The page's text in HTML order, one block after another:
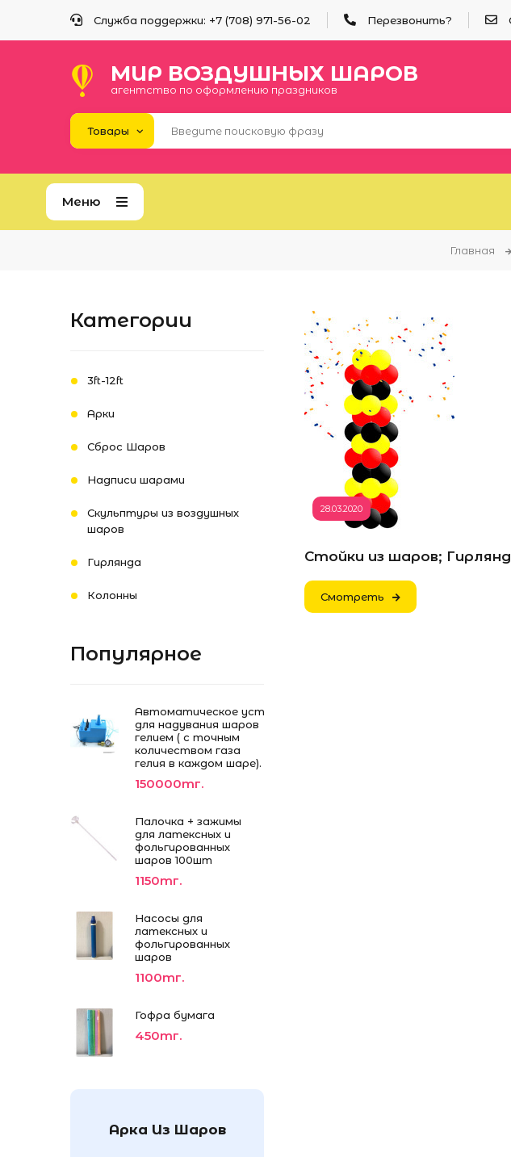
Служба поддержки: +7 (708) 971-56-02 Перезвонить?
МИР ВОЗДУШНЫХ ШАРОВ
агентство по оформлению праздников
Меню
Главная
28.03.2020
Стойки из шаров;
Смотреть
Категории
3ft-12ft
Арки
Сброс Шаров
Надписи шарами
Скульптуры из воздушных
шаров
Гирлянда
Колонны
Популярное
Автоматическое устройство
для надувания шаров
гелием ( с точным
количеством газа
гелия в каждом шаре).
150000тг.
Палочка + зажимы
для латексных и
фольгированных
шаров 100шт
1150тг.
Насосы для
латексных и
фольгированных
шаров
1100тг.
Гофра бумага
450тг.
Арка Из Шаров